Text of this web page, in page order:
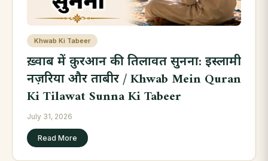
Khwab Ki Tabeer
ख़्वाब में क़ुरआन की तिलावत सुनना: इस्लामी
नज़रिया और ताबीर / Khwab Mein Quran
Ki Tilawat Sunna Ki Tabeer
July 31, 2026
Read More